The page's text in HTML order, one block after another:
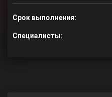
Срок выполнения:
Специалисты: